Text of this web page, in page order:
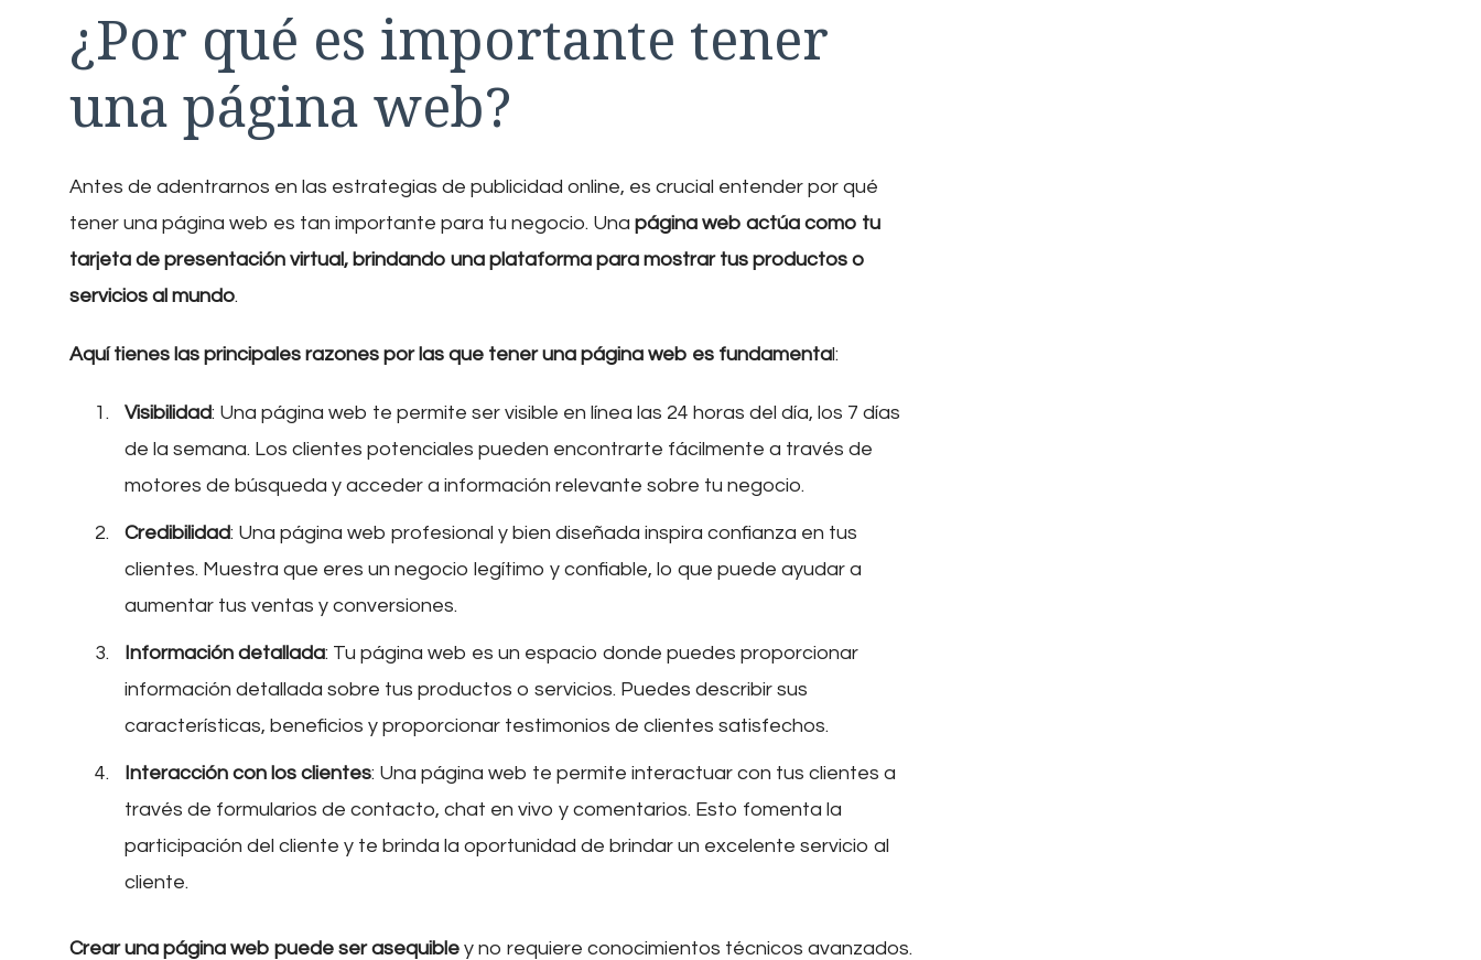
¿Por qué es importante tener
una página web?
Antes de adentrarnos en las estrategias de publicidad online, es crucial entender por qué
tener una página web es tan importante para tu negocio. Una página web actúa como tu
tarjeta de presentación virtual, brindando una plataforma para mostrar tus productos o
servicios al mundo.
Aquí tienes las principales razones por las que tener una página web es fundamental:
Visibilidad: Una página web te permite ser visible en línea las 24 horas del día, los 7 días
de la semana. Los clientes potenciales pueden encontrarte fácilmente a través de
motores de búsqueda y acceder a información relevante sobre tu negocio.
Credibilidad: Una página web profesional y bien diseñada inspira confianza en tus
clientes. Muestra que eres un negocio legítimo y confiable, lo que puede ayudar a
aumentar tus ventas y conversiones.
Información detallada: Tu página web es un espacio donde puedes proporcionar
información detallada sobre tus productos o servicios. Puedes describir sus
características, beneficios y proporcionar testimonios de clientes satisfechos.
Interacción con los clientes: Una página web te permite interactuar con tus clientes a
través de formularios de contacto, chat en vivo y comentarios. Esto fomenta la
participación del cliente y te brinda la oportunidad de brindar un excelente servicio al
cliente.
Crear una página web puede ser asequible y no requiere conocimientos técnicos avanzados.